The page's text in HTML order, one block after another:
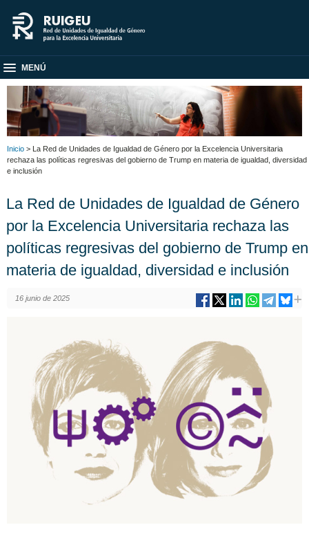
MENÚ
Inicio > La Red de Unidades de Igualdad de Género por la Excelencia Universitaria
rechaza las políticas regresivas del gobierno de Trump en materia de igualdad, diversidad
e inclusión
La Red de Unidades de Igualdad de Género
por la Excelencia Universitaria rechaza las
políticas regresivas del gobierno de Trump en
materia de igualdad, diversidad e inclusión
16 junio de 2025